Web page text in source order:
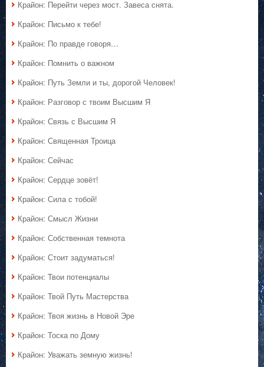
Крайон: Перейти через мост. Завеса снята.
Крайон: Письмо к тебе!
Крайон: По правде говоря…
Крайон: Помнить о важном
Крайон: Путь Земли и ты, дорогой Человек!
Крайон: Разговор с твоим Высшим Я
Крайон: Связь с Высшим Я
Крайон: Священная Троица
Крайон: Сейчас
Крайон: Сердце зовёт!
Крайон: Сила с тобой!
Крайон: Смысл Жизни
Крайон: Собственная темнота
Крайон: Стоит задуматься!
Крайон: Твои потенциалы
Крайон: Твой Путь Мастерства
Крайон: Твоя жизнь в Новой Эре
Крайон: Тоска по Дому
Крайон: Уважать земную жизнь!